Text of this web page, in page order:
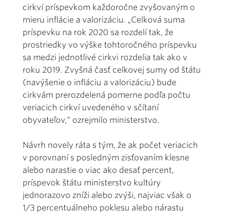
cirkví príspevkom každoročne zvyšovaným o
mieru inflácie a valorizáciu. „Celková suma
príspevku na rok 2020 sa rozdelí tak, že
prostriedky vo výške tohtoročného príspevku
sa medzi jednotlivé cirkvi rozdelia tak ako v
roku 2019. Zvyšná časť celkovej sumy od štátu
(navýšenie o infláciu a valorizáciu) bude
cirkvám prerozdelená pomerne podľa počtu
veriacich cirkví uvedeného v sčítaní
obyvateľov,“ ozrejmilo ministerstvo.
Návrh novely ráta s tým, že ak počet veriacich
v porovnaní s posledným zisťovaním klesne
alebo narastie o viac ako desať percent,
príspevok štátu ministerstvo kultúry
jednorazovo zníži alebo zvýši, najviac však o
1/3 percentuálneho poklesu alebo nárastu